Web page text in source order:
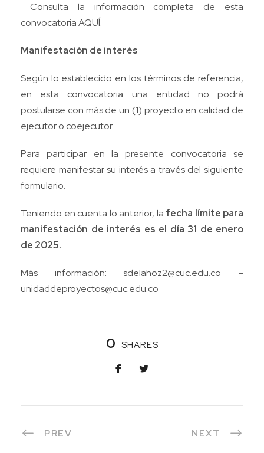
Consulta la información completa de esta
convocatoriaAQUÍ.
Manifestación de interés
Según lo establecido en los términos de referencia,
en esta convocatoria una entidad no podrá
postularse con más de un (1) proyecto en calidad de
ejecutor o coejecutor.
Para participar en la presente convocatoria se
requiere manifestar su interés a través del siguiente
formulario.
Teniendo en cuenta lo anterior, la fecha límite para
manifestación de interés es el día 31 de enero
de 2025.
Más información:sdelahoz2@cuc.edu.co –
unidaddeproyectos@cuc.edu.co
0 SHARES
PREV NEXT